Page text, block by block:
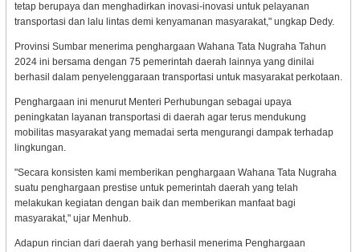
tetap berupaya dan menghadirkan inovasi-inovasi untuk pelayanan
transportasi dan lalu lintas demi kenyamanan masyarakat," ungkap Dedy.
Provinsi Sumbar menerima penghargaan Wahana Tata Nugraha Tahun
2024 ini bersama dengan 75 pemerintah daerah lainnya yang dinilai
berhasil dalam penyelenggaraan transportasi untuk masyarakat perkotaan.
Penghargaan ini menurut Menteri Perhubungan sebagai upaya
peningkatan layanan transportasi di daerah agar terus mendukung
mobilitas masyarakat yang memadai serta mengurangi dampak terhadap
lingkungan.
"Secara konsisten kami memberikan penghargaan Wahana Tata Nugraha
suatu penghargaan prestise untuk pemerintah daerah yang telah
melakukan kegiatan dengan baik dan memberikan manfaat bagi
masyarakat," ujar Menhub.
Adapun rincian dari daerah yang berhasil menerima Penghargaan